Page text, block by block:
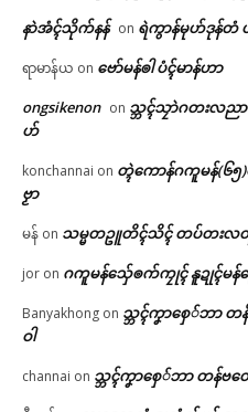
နာဲအံၚ်သိုက်နန် on ရဲကွာန်မုဟ်ဒုန်တံ
ရာမာန်ယ on ဗော်မန်ၜါ ပံၚ်မာန်ဟာ
ongsikenon on သ္ဘၚ်သၠာဲဂတးလည
ဟ်
konchannai on တ္ၚဲကောန်ဂကူမန်(၆
ဗၟာ
မန် on သမ္မတဥူတိၚ်သိၚ် တပ်တးလ
jor on ဂကူမန်​သှ်ေၜက်ကၠုၚ် နူဍုၚ်မန်တ
Banyakhong on သ္ဘၚ်ကၞာစှေ်ဘာ တ
ဝါ
channai on သ္ဘၚ်ကၞာစှေ်ဘာ တန်ဗတ